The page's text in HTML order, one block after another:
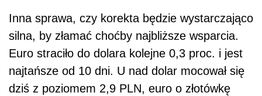
Inna sprawa, czy korekta będzie wystarczająco
silna, by złamać choćby najbliższe wsparcia.
Euro straciło do dolara kolejne 0,3 proc. i jest
najtańsze od 10 dni. U nad dolar mocował się
dziś z poziomem 2,9 PLN, euro o złotówkę